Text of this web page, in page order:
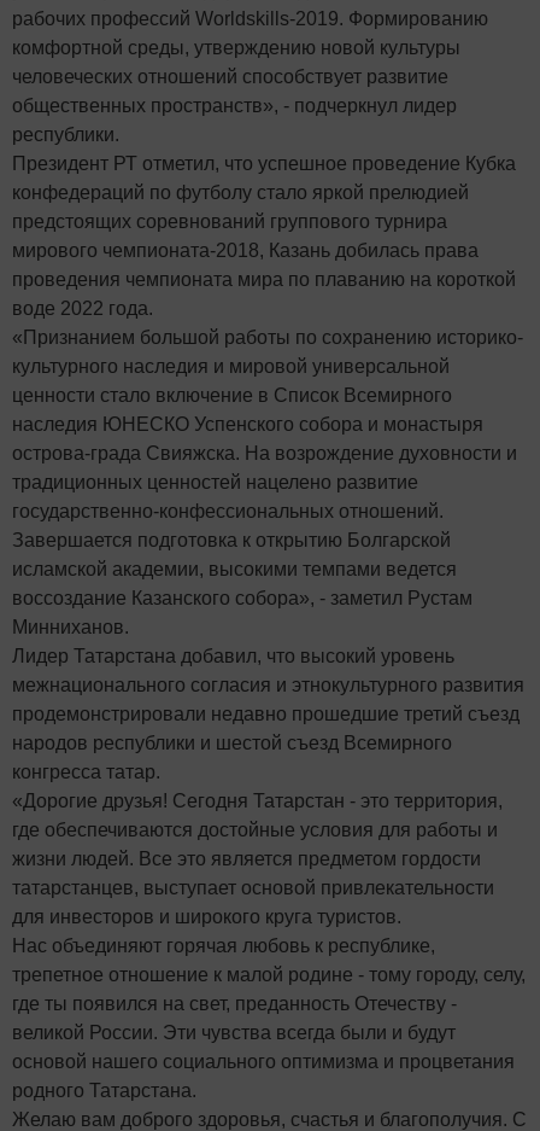
рабочих профессий Worldskills-2019. Формированию
комфортной среды, утверждению новой культуры
человеческих отношений способствует развитие
общественных пространств», - подчеркнул лидер
республики.
Президент РТ отметил, что успешное проведение Кубка
конфедераций по футболу стало яркой прелюдией
предстоящих соревнований группового турнира
мирового чемпионата-2018, Казань добилась права
проведения чемпионата мира по плаванию на короткой
воде 2022 года.
«Признанием большой работы по сохранению историко-
культурного наследия и мировой универсальной
ценности стало включение в Список Всемирного
наследия ЮНЕСКО Успенского собора и монастыря
острова-града Свияжска. На возрождение духовности и
традиционных ценностей нацелено развитие
государственно-конфессиональных отношений.
Завершается подготовка к открытию Болгарской
исламской академии, высокими темпами ведется
воссоздание Казанского собора», - заметил Рустам
Минниханов.
Лидер Татарстана добавил, что высокий уровень
межнационального согласия и этнокультурного развития
продемонстрировали недавно прошедшие третий съезд
народов республики и шестой съезд Всемирного
конгресса татар.
«Дорогие друзья! Сегодня Татарстан - это территория,
где обеспечиваются достойные условия для работы и
жизни людей. Все это является предметом гордости
татарстанцев, выступает основой привлекательности
для инвесторов и широкого круга туристов.
Нас объединяют горячая любовь к республике,
трепетное отношение к малой родине - тому городу, селу,
где ты появился на свет, преданность Отечеству -
великой России. Эти чувства всегда были и будут
основой нашего социального оптимизма и процветания
родного Татарстана.
Желаю вам доброго здоровья, счастья и благополучия. С